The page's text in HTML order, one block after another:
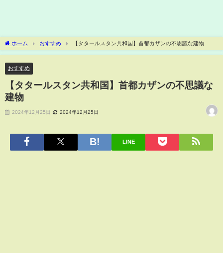
ホーム おすすめ 【タタールスタン共和国】首都カザンの不思議な建物
おすすめ
【タタールスタン共和国】首都カザンの不思議な
建物
2024年12月25日 2024年12月25日
LINE